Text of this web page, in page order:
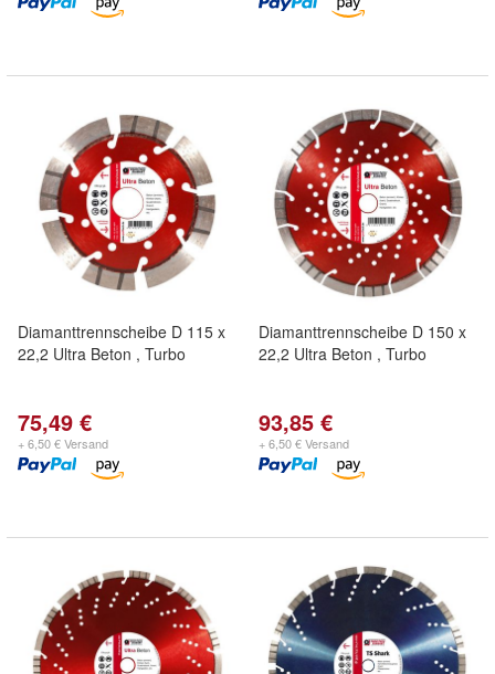
Diamanttrennscheibe D 115 x
22,2 Ultra Beton , Turbo
75,49 €
+ 6,50 € Versand
Diamanttrennscheibe D 150 x
22,2 Ultra Beton , Turbo
93,85 €
+ 6,50 € Versand